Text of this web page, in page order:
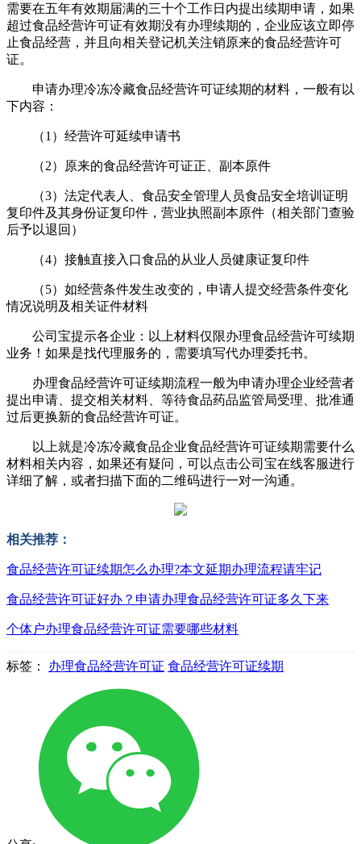
需要在五年有效期届满的三十个工作日内提出续期申请，如果
超过食品经营许可证有效期没有办理续期的，企业应该立即停
止食品经营，并且向相关登记机关注销原来的食品经营许可
证。
申请办理冷冻冷藏食品经营许可证续期的材料，一般有以
下内容：
（1）经营许可延续申请书
（2）原来的食品经营许可证正、副本原件
（3）法定代表人、食品安全管理人员食品安全培训证明
复印件及其身份证复印件，营业执照副本原件（相关部门查验
后予以退回）
（4）接触直接入口食品的从业人员健康证复印件
（5）如经营条件发生改变的，申请人提交经营条件变化
情况说明及相关证件材料
公司宝提示各企业：以上材料仅限办理食品经营许可续期
业务！如果是找代理服务的，需要填写代办理委托书。
办理食品经营许可证续期流程一般为申请办理企业经营者
提出申请、提交相关材料、等待食品药品监管局受理、批准通
过后更换新的食品经营许可证。
以上就是冷冻冷藏食品企业食品经营许可证续期需要什么
材料相关内容，如果还有疑问，可以点击公司宝在线客服进行
详细了解，或者扫描下面的二维码进行一对一沟通。
相关推荐：
食品经营许可证续期怎么办理?本文延期办理流程请牢记
食品经营许可证好办？申请办理食品经营许可证多久下来
个体户办理食品经营许可证需要哪些材料
标签： 办理食品经营许可证 食品经营许可证续期